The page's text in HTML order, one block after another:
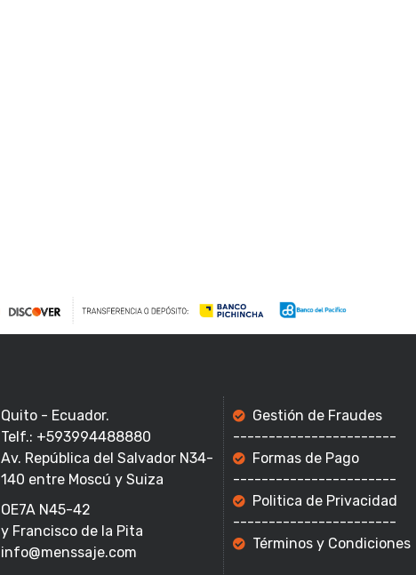
Quito - Ecuador.
Telf.: +593994488880
Av. República del Salvador N34-
140 entre Moscú y Suiza
OE7A N45-42
y Francisco de la Pita
info@menssaje.com
Gestión de Fraudes
-----------------------
Formas de Pago
-----------------------
Politica de Privacidad
-----------------------
Términos y Condiciones